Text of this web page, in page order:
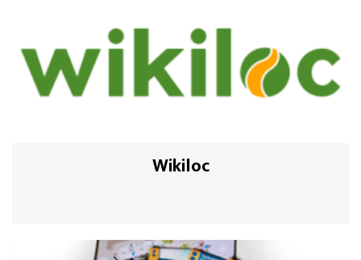
Wikiloc